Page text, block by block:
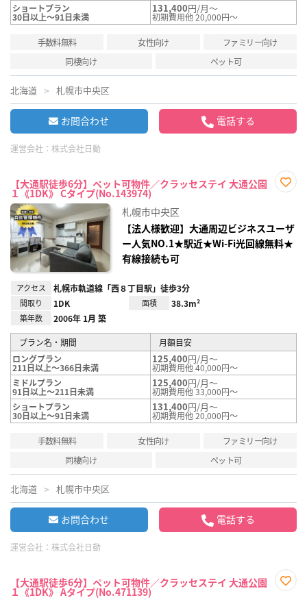
ショートプラン
30日以上～91日未満
131,400円/月～
初期費用他 20,000円～
手数料無料 女性向け
ファミリー向け
同棲向け
ペット可
北海道 札幌市中央区
お問合わせ 電話する
運営会社： 株式会社日動
【大通駅徒歩6分】ペット可物件／クラッセステイ 大通公園
１《1DK》 Cタイプ(No.143974)
録
札幌市中央区
【法人様歓迎】大通周辺ビジネスユーザ
ー人気NO.1★駅近★Wi-Fi光回線無料★
有線接続も可
アクセス 札幌市軌道線「西８丁目駅」徒歩3分
間取り 1DK 面積 38.3m²
築年数 2006年 1月 築
プラン名・期間
月額目安
ロングプラン
211日以上～366日未満
125,400円/月～
初期費用他 40,000円～
ミドルプラン
91日以上～211日未満
125,400円/月～
初期費用他 33,000円～
ショートプラン
30日以上～91日未満
131,400円/月～
初期費用他 20,000円～
手数料無料 女性向け
ファミリー向け
同棲向け
ペット可
北海道 札幌市中央区
お問合わせ 電話する
運営会社： 株式会社日動
【大通駅徒歩6分】ペット可物件／クラッセステイ 大通公園
１《1DK》 Aタイプ(No.471139)